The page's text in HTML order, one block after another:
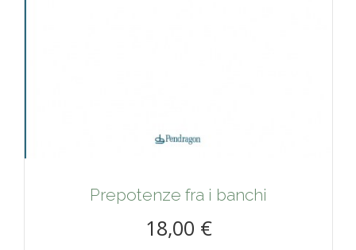
Prepotenze fra i banchi
18,00 €